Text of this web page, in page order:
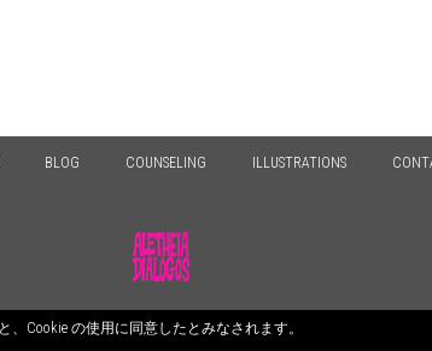
BLOG COUNSELING ILLUSTRATIONS
© 2026 ALETHEIA DIALOGOS. All Rights Reserved.
Cookie の使用に同意したとみなされます。